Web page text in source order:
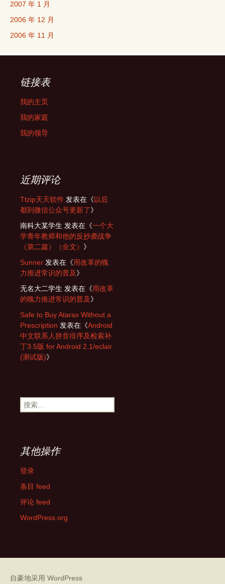
2007 年 1 月
2006 年 12 月
2006 年 11 月
链接表
我的主页
我的家庭
我的领导
近期评论
Ttzip天天软件 发表在《以后
都到微信公众号更新了》
南科大某学生 发表在《一个大
学青年教师和他的反抄袭战争
（第二篇）（全文） 》
Sunner 发表在《用改革的魄
力推进常识的普及》
无名大二学生 发表在《用改革
的魄力推进常识的普及》
Safe to Buy Atarax Without a
Prescription 发表在《Android
中文联系人拼音排序及检索补
丁3.5版 for Android 2.1/eclair
(测试版)》
搜
索：
其他操作
登录
条目 feed
评论 feed
WordPress.org
自豪地采用 WordPress